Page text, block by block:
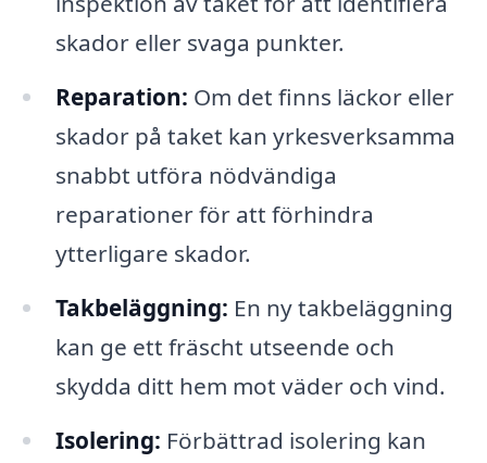
skador eller svaga punkter.
Reparation: Om det finns läckor eller
skador på taket kan yrkesverksamma
snabbt utföra nödvändiga
reparationer för att förhindra
ytterligare skador.
Takbeläggning: En ny takbeläggning
kan ge ett fräscht utseende och
skydda ditt hem mot väder och vind.
Isolering: Förbättrad isolering kan